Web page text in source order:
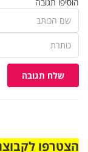
שלח תגובה